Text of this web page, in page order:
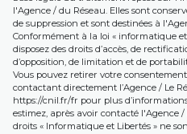
l'Agence / du Réseau. Elles sont
de suppression et sont destinées à
Conformément à la loi « informatique et
disposez des droits d’accès, de
d’opposition, de limitation et de
Vous pouvez retirer votre
contactant directement l’Agence / Le
https://cnil.fr/fr pour plus
estimez, après avoir contacté l'Agence /
droits « Informatique et Libertés » ne